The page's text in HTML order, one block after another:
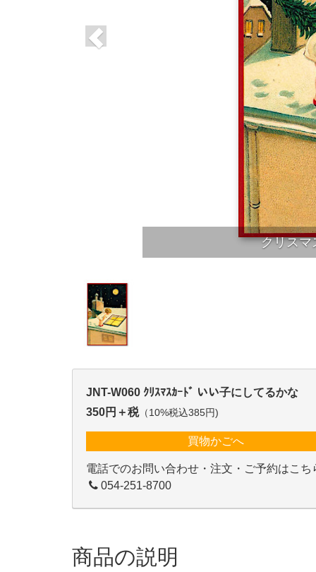
クリスマ
JNT-W060 ｸﾘｽﾏｽｶｰﾄﾞ いい子にしてるかな
350円＋税（10%税込385円)
買物かごへ
電話でのお問い合わせ・注文・ご予約はこち
054-251-8700
商品の説明